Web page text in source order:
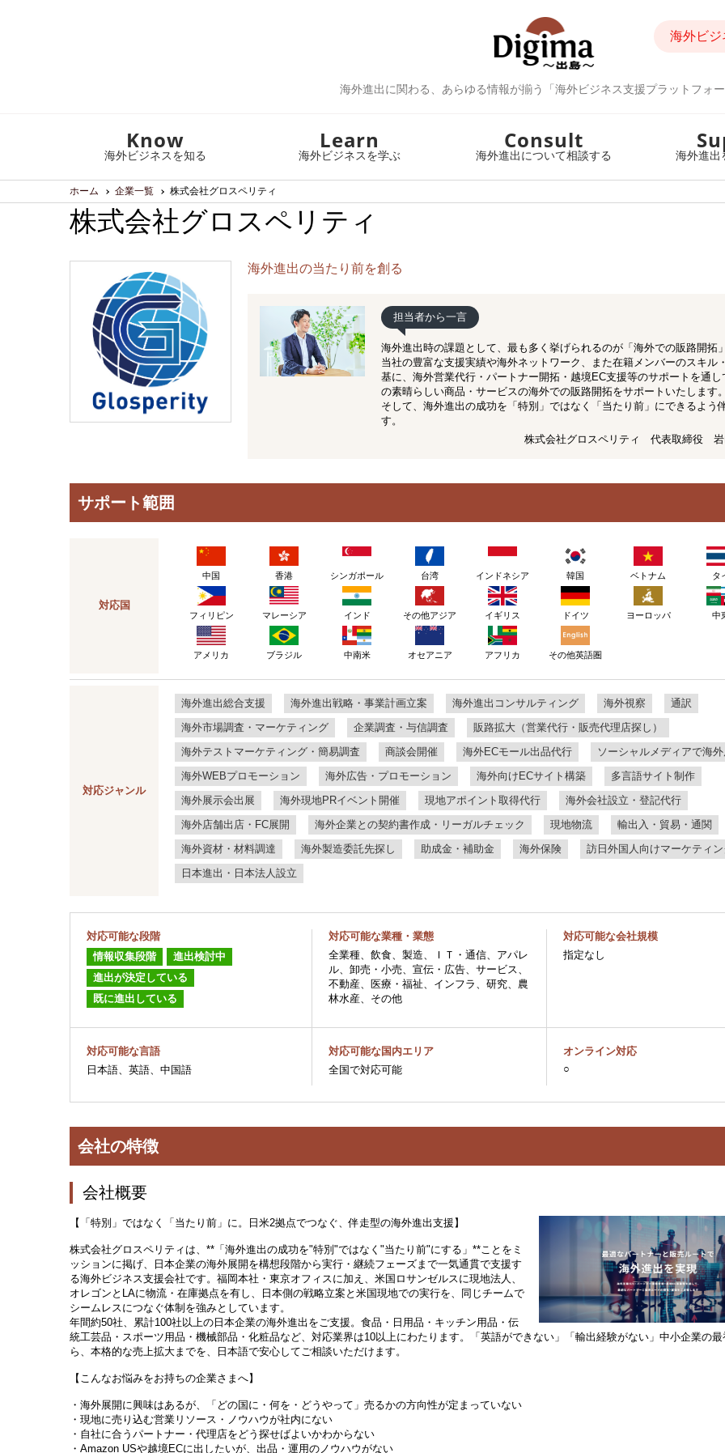
海外進出に関わる、あらゆる情報が揃う「海外ビジネス支援プラットフォ
海外ビジ
Know
海外ビジネスを知る
Learn
海外ビジネスを学ぶ
Consult
海外進出について相談する 海外進出
ホーム 企業一覧 株式会社グロスペリティ
株式会社グロスペリティ
海外進出の当たり前を創る
担当者から一言
海外進出時の課題として、最も多く挙げられるのが「海外での販路開拓
当社の豊富な支援実績や海外ネットワーク、また在籍メンバーのスキル
基に、海外営業代行・パートナー開拓・越境EC支援等のサポートを通し
の素晴らしい商品・サービスの海外での販路開拓をサポートいたします
そして、海外進出の成功を「特別」ではなく「当たり前」にできるよう
す。
株式会社グロスペリティ 代表取締役 岩
サポート範囲
対応国
中国 香港 シンガポール 台湾 インドネシア 韓国 ベトナム タ
フィリピン マレーシア インド その他アジア イギリス ドイツ ヨーロッパ 中
アメリカ ブラジル 中南米 オセアニア アフリカ その他英語圏
対応ジャンル
海外進出総合支援 海外進出戦略・事業計画立案 海外進出コンサルティング 海外視察
通訳
海外市場調査・マーケティング
企業調査・与信調査
販路拡大（営業代行・販売代理店探し）
海外テストマーケティング・簡易調査
商談会開催 海外ECモール出品代行
ソーシャルメディアで海
海外WEBプロモーション
海外広告・プロモーション 海外向けECサイト構築
多言語サイト制作
海外展示会出展
海外現地PRイベント開催 現地アポイント取得代行
海外会社設立・登記代行
海外店舗出店・FC展開
海外企業との契約書作成・リーガルチェック 現地物流
輸出入・貿易・通関
海外資材・材料調達
海外製造委託先探し 助成金・補助金 海外保険
訪日外国人向けマーケティ
日本進出・日本法人設立
対応可能な段階
情報収集段階
進出検討中
進出が決定している
既に進出している
対応可能な業種・業態
全業種、飲食、製造、ＩＴ・通信、アパレ
ル、卸売・小売、宣伝・広告、サービス、
不動産、医療・福祉、インフラ、研究、農
林水産、その他
対応可能な会社規模
指定なし
対応可能な言語
日本語、英語、中国語
対応可能な国内エリア
全国で対応可能
オンライン対応
○
会社の特徴
会社概要
【「特別」ではなく「当たり前」に。日米2拠点でつなぐ、伴走型の海外進出支援】
株式会社グロスペリティは、**「海外進出の成功を"特別"ではなく"当たり前"にする」**ことをミ
ッションに掲げ、日本企業の海外展開を構想段階から実行・継続フェーズまで一気通貫で支援す
る海外ビジネス支援会社です。福岡本社・東京オフィスに加え、米国ロサンゼルスに現地法人、
オレゴンとLAに物流・在庫拠点を有し、日本側の戦略立案と米国現地での実行を、同じチームで
シームレスにつなぐ体制を強みとしています。
年間約50社、累計100社以上の日本企業の海外進出をご支援。食品・日用品・キッチン用品・伝
統工芸品・スポーツ用品・機械部品・化粧品など、対応業界は10以上にわたります。「英語ができない」「輸出経験がない」中小企業の
ら、本格的な売上拡大までを、日本語で安心してご相談いただけます。
【こんなお悩みをお持ちの企業さまへ】
・海外展開に興味はあるが、「どの国に・何を・どうやって」売るかの方向性が定まっていない
・現地に売り込む営業リソース・ノウハウが社内にない
・自社に合うパートナー・代理店をどう探せばよいかわからない
・Amazon USや越境ECに出したいが、出品・運用のノウハウがない